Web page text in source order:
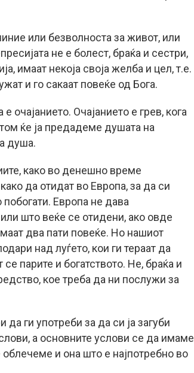
или безволноста за живот, или
не е болест, браќа и сестри,
имаат некоја своја желба и цел, т.е.
и го сакаат повеќе од Бога.
очајанието. Очајанието е грев, кога
ќе ја предадеме душата на
душа.
како во денешно време
да отидат во Европа, за да си
Европа не дава
што веќе се отидени, ако овде
два пати повеќе. Но нашиот
над луѓето, кои ги тераат да
парите и богатството. Не, браќа и
кое треба да ни послужи за
ги употреби за да си ја загуби
а основните услови се да имаме
и она што е најпотребно во